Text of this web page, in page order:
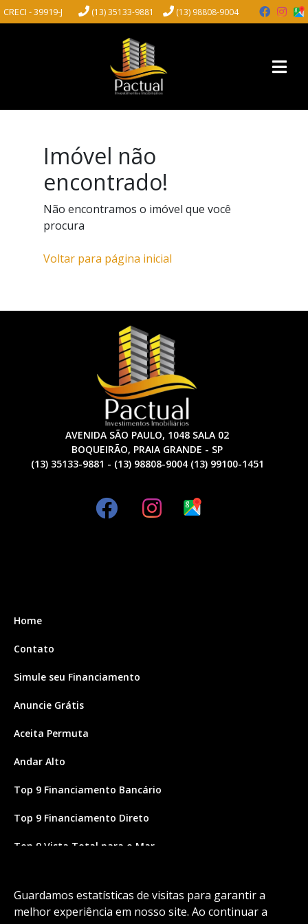
CRECI - 39919-J (13) 35133-9881 (13) 98808-9004
Imóvel não
encontrado!
Não encontramos o imóvel que você
procura
Voltar para página inicial
Guardamos estatísticas de visitas para garantir a
melhor experiência em nosso site. Ao continuar a
AVENIDA SÃO PAULO, 1048 SALA 02
BOQUEIRÃO, PRAIA GRANDE - SP
(13) 35133-9881 - (13) 98808-9004 (13) 99100-1451
Home
Contato
Simule seu Financiamento
Anuncie Grátis
Aceita Permuta
Andar Alto
Top 9 Financiamento Bancário
Top 9 Financiamento Direto
Top 9 Vista Total para o Mar
Site feito por Coruja Sistemas